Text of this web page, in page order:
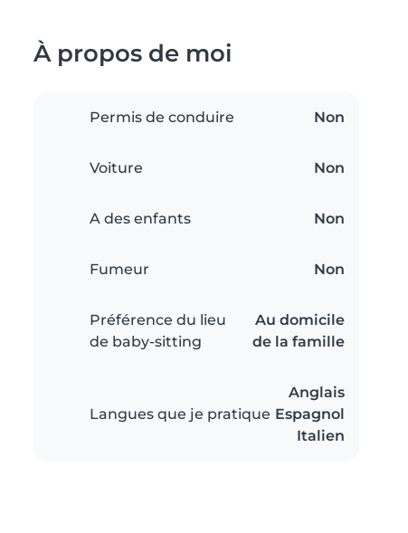
À propos de moi
Permis de conduire Non
Voiture Non
A des enfants Non
Fumeur Non
Préférence du lieu
de baby-sitting
Au domicile
de la famille
Langues que je pratique
Anglais
Espagnol
Italien